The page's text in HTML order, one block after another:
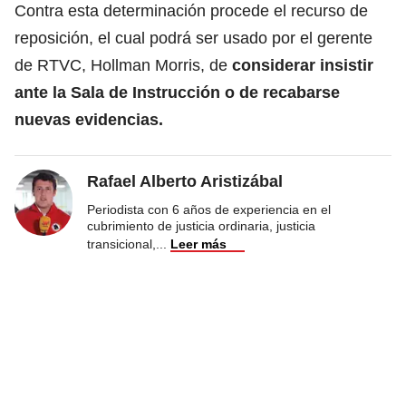
Contra esta determinación procede el recurso de
reposición, el cual podrá ser usado por el gerente
de RTVC, Hollman Morris, de considerar insistir
ante la Sala de Instrucción o de recabarse
nuevas evidencias.
Rafael Alberto Aristizábal
Periodista con 6 años de experiencia en el
cubrimiento de justicia ordinaria, justicia
transicional,
Leer más